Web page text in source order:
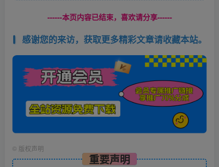
------本页内容已结束，喜欢请分享------
感谢您的来访，获取更多精彩文章请收藏本站。
© 版权声明
重要声明